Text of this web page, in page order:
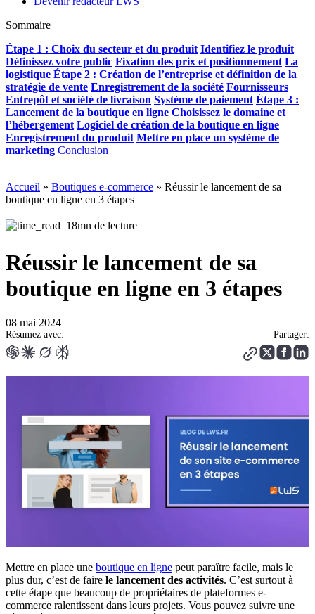
Sommaire
Étape 1 : Choix du secteur et du produit Identifiez le produit
Définissez votre public Fixation des prix et positionnement La
logistique Étape 2 : Création de l’entreprise et définition de la
stratégie de vente Enregistrement de la société Fournisseurs
Entrepôt et société de livraison Système de paiement Étape 3 :
Lancement de la boutique en ligne Choisissez le domaine et
l’hébergement Logiciel de création de la boutique en ligne
Enregistrement du produit Mettre en place un système de
marketing Conclusion
Accueil » Boutiques e-commerce » Réussir le lancement de sa
boutique en ligne en 3 étapes
18mn de lecture
Réussir le lancement de sa
boutique en ligne en 3 étapes
08 mai 2024
Résumez avec: Partager:
Mettre en place une boutique en ligne peut paraître facile, mais le
plus dur, c’est de faire le lancement des activités. C’est surtout à
cette étape que beaucoup de propriétaires de plateformes e-
commerce ralentissent dans leurs projets. Vous pouvez suivre une